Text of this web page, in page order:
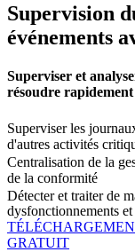
Supervision
événements
Superviser et
résoudre rapidement
Superviser les
d'autres activités
Centralisation de la
de la conformité
Détecter et traiter de
dysfonctionnements
GRATUIT